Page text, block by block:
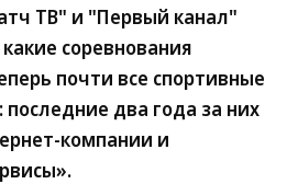
ТВ" и "Первый канал"
соревнования
почти все спортивные
последние два года за них
компании и